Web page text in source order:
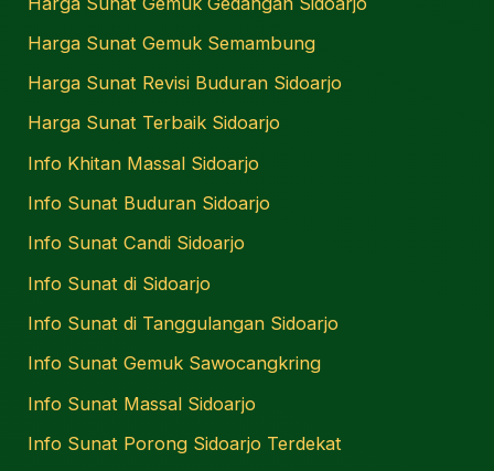
Harga Sunat Gemuk Semambung
Harga Sunat Revisi Buduran Sidoarjo
Harga Sunat Terbaik Sidoarjo
Info Khitan Massal Sidoarjo
Info Sunat Buduran Sidoarjo
Info Sunat Candi Sidoarjo
Info Sunat di Sidoarjo
Info Sunat di Tanggulangan Sidoarjo
Info Sunat Gemuk Sawocangkring
Info Sunat Massal Sidoarjo
Info Sunat Porong Sidoarjo Terdekat